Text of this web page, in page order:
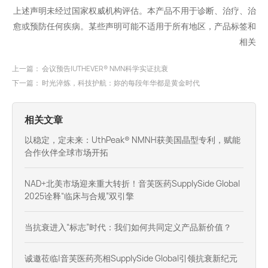
上述声明未经过国家权威机构评估。本产品不用于诊断、治疗、治
愈或预防任何疾病。某些声明可能不适用于所有地区，产品标签和
相关
上一篇： 会议预告|UTHEVER® NMN科学实证抗衰
下一篇： 时光淬炼，科技护航：妳的每段年华都是黄金时代
相关文章
以稳定，定未来：UthPeak® NMNH获美国晶型专利，赋能
合作伙伴全球市场开拓
NAD+北美市场迎来重大转折！音芙医药SupplySide Global
2025诠释“临床与合规”双引擎
当抗衰进入“标志”时代：我们如何共同定义产品新价值？
诚邀莅临|音芙医药亮相SupplySide Global引领抗衰新纪元